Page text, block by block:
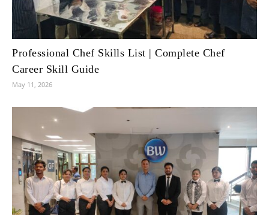
Professional Chef Skills List | Complete Chef
Career Skill Guide
May 11, 2026